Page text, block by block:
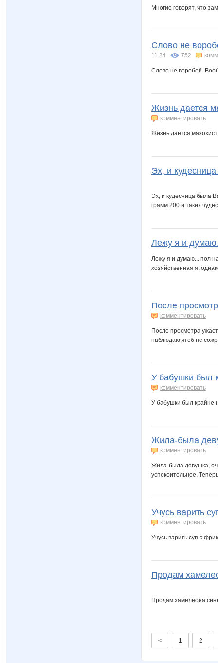
Многие говорят, что
Слово не
11:24 752
Слово не воробей.
Жизнь дается
комментировать
Жизнь дается
Эх, и
Эх, и кудесница была
грамм 200 и таких
Лежу я и
Лежу я и думаю... пол
хозяйственная я,
После
комментировать
После просмотра
наблюдаю,чтоб не
У бабушки был
комментировать
У бабушки был крайне
Жила-была
комментировать
Жила-была девушка,
успокоительное.
Учусь варить
комментировать
Учусь варить суп с
Продам
Продам хамелеона
< 1 2